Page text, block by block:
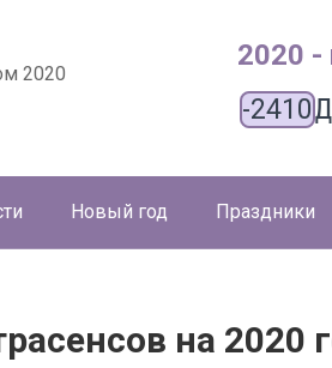
2020
2020 -
-2410
Новый год Праздники
на 2020